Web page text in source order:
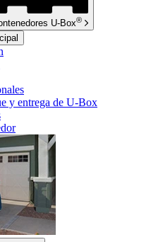
U-Box®
y entrega de U-Box